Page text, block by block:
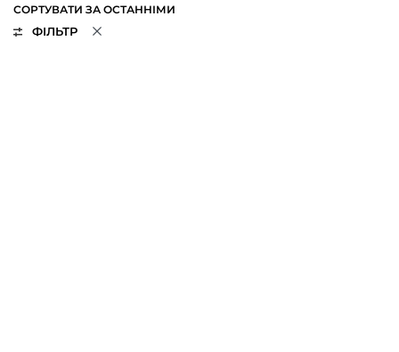
ФІЛЬТР